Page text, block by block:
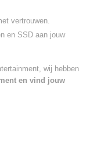
vertrouwen.
en SSD aan jouw
wij hebben
en vind jouw